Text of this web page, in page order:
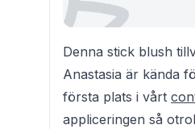
Denna stick blush
Anastasia är kända
första plats i vårt
appliceringen så